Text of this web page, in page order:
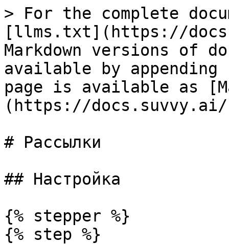
> For the complete
[llms.txt](https://
Markdown versions of
available by
page is available as
(https://
# Рассылки
## Настройка
{% stepper %}
{% step %}